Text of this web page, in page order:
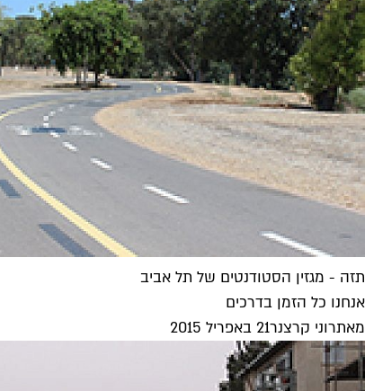
תזה - מגזין הסטודנטים של תל אביב
אנחנו כל הזמן בדרכים
מאתרוני קרצנר21 באפריל 2015